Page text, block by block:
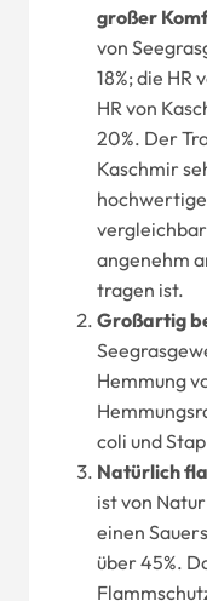
großer
von
18%; die HR
HR von
20%. Der
Kaschmir
angenehm
tragen ist.
Großartig
Hemmung
coli und
Natürlich
ist von
einen
über 45%.